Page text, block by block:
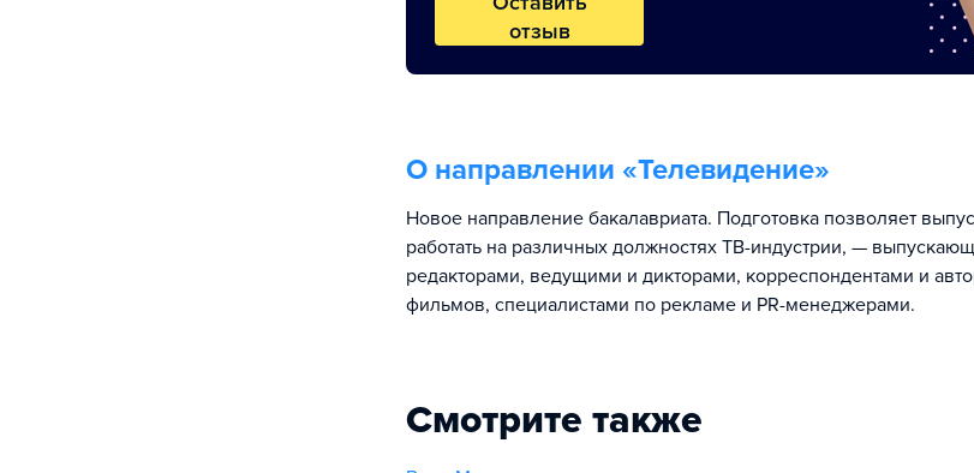
отзыв
О направлении «Телевидение»
Новое направление бакалавриата. Подготовка позволяет
работать на различных должностях ТВ-индустрии, —
редакторами, ведущими и дикторами, корреспондентами и
фильмов, специалистами по рекламе и PR-менеджерами.
Смотрите также